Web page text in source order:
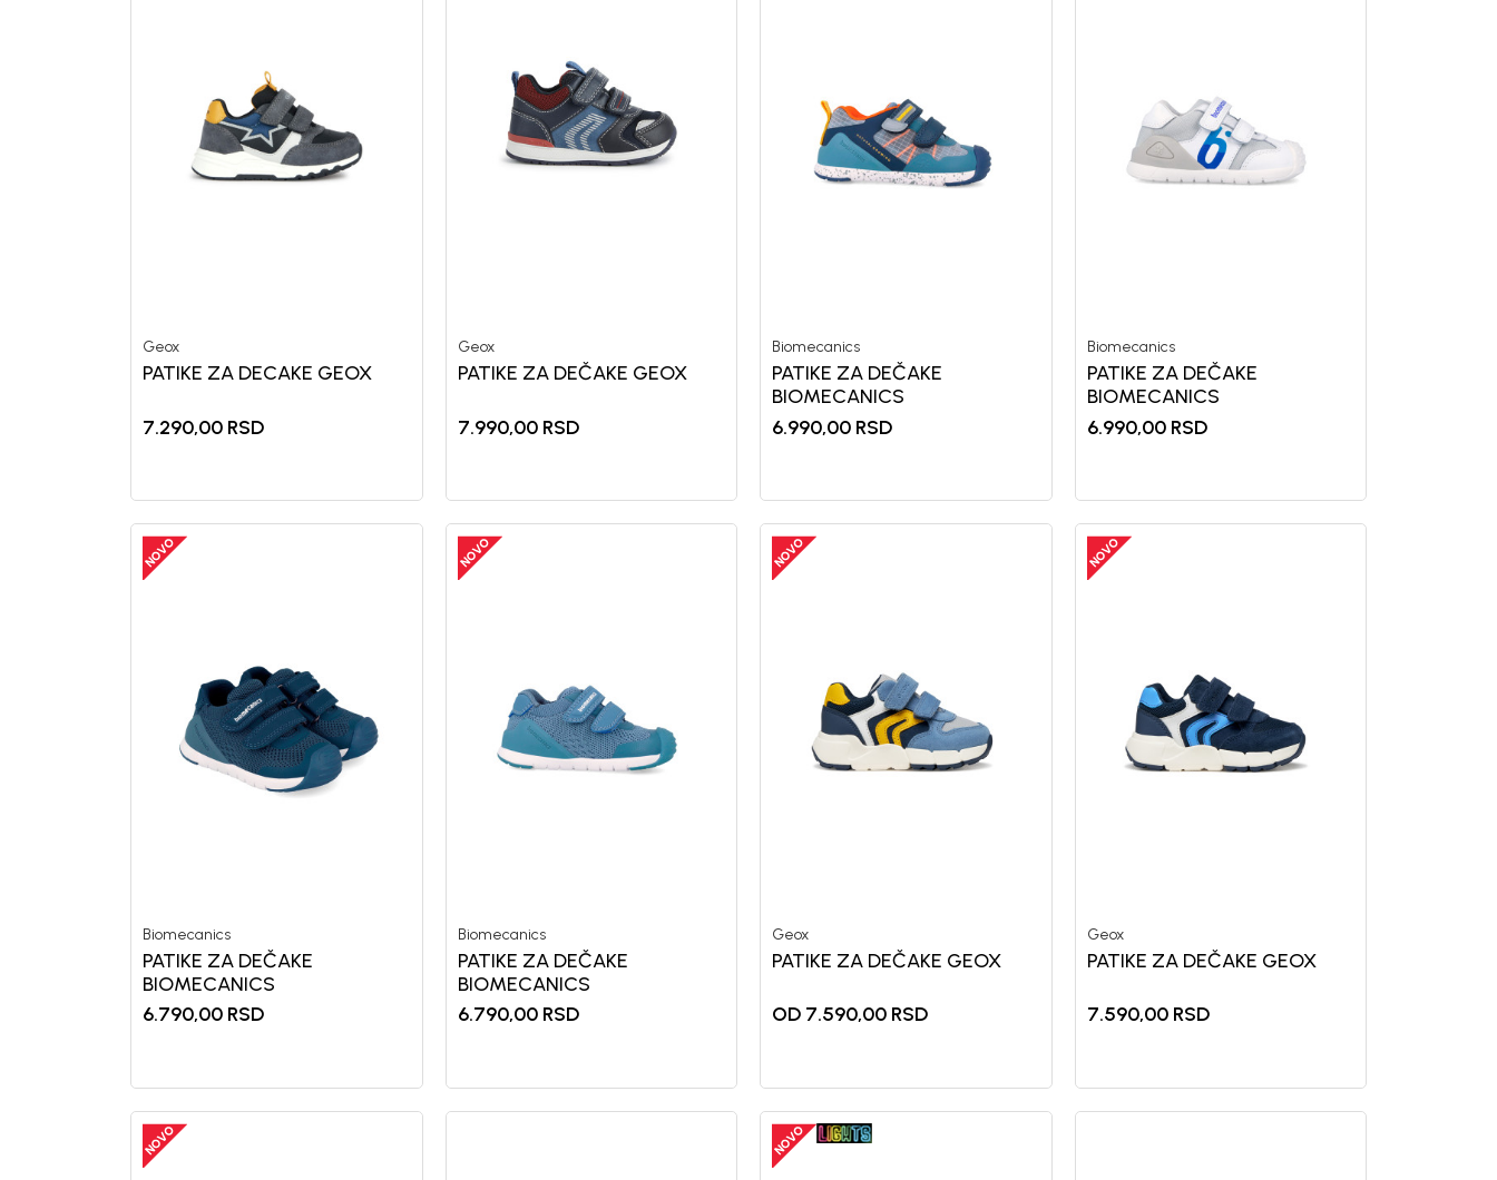
Geox
PATIKE ZA DECAKE GEOX
7.290,00 RSD
Geox
PATIKE ZA DEČAKE GEOX
7.990,00 RSD
Biomecanics
PATIKE ZA DEČAKE
BIOMECANICS
6.990,00 RSD
Biomecanics
PATIKE ZA DEČAKE
BIOMECANICS
6.990,00 RSD
Biomecanics
PATIKE ZA DEČAKE
BIOMECANICS
6.790,00 RSD
Biomecanics
PATIKE ZA DEČAKE
BIOMECANICS
6.790,00 RSD
Geox
PATIKE ZA DEČAKE GEOX
OD 7.590,00 RSD
Geox
PATIKE ZA DEČAKE GEOX
7.590,00 RSD